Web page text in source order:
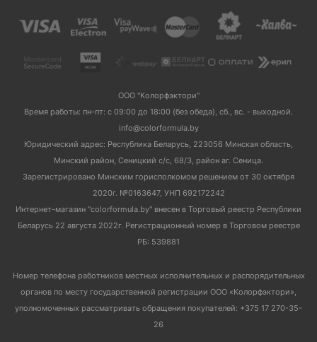
ООО "Колорфэктори"
Время работы: пн-пт: с 09:00 до 18:00 (без обеда), сб., вс. - выходной.
info@colorformula.by
Юридический адрес: Республика Беларусь, 223056 Минская область,
Минский район, Сеницкий с/с, 68/3, район аг. Сеница.
Зарегистрировано Минским горисполкомом решением от 30 октября
2020г. №0163647, УНП 692172242
Интернет-магазин "colorformula.by" внесен в Торговый реестр Республики
Беларусь 22 августа 2022г. Регистрационный номер в Торговом реестре
РБ: 539881
Номер телефона работников местных исполнительных и распорядительных
органов по месту государственной регистрации ООО «Колорфэктори»,
уполномоченных рассматривать обращения покупателей: +375 17 270-35-
26